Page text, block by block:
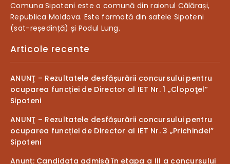
Comuna Sipoteni este o comună din raionul Călărași,
Republica Moldova. Este formată din satele Sipoteni
(sat-reședință) și Podul Lung.
Articole recente
ANUNŢ – Rezultatele desfășurării concursului pentru
ocuparea funcției de Director al IET Nr. 1 „Clopoţel”
Sipoteni
ANUNŢ – Rezultatele desfășurării concursului pentru
ocuparea funcției de Director al IET Nr. 3 „Prichindel”
Sipoteni
Anunț: Candidata admisă în etapa a III a concursului